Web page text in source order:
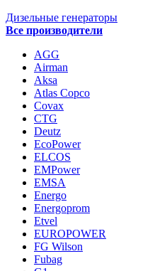
Дизельные генераторы
Все производители
AGG
Airman
Aksa
Atlas Copco
Covax
CTG
Deutz
EcoPower
ELCOS
EMPower
EMSA
Energo
Energoprom
Etvel
EUROPOWER
FG Wilson
Fubag